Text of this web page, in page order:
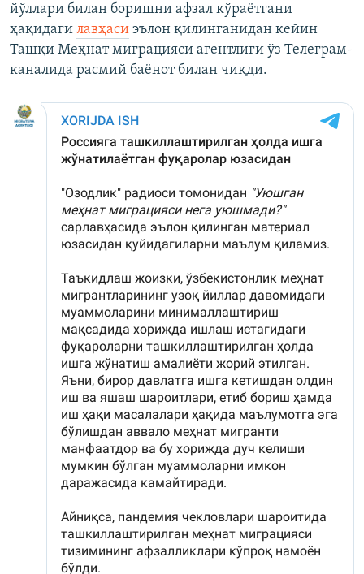
йўллари билан боришни афзал кўраётгани
ҳақидаги лавҳаси эълон қилинганидан кейин
Ташқи Меҳнат миграцияси агентлиги ўз Телеграм-
каналида расмий баёнот билан чиқди.